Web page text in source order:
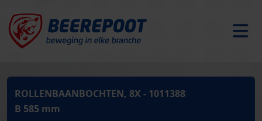
ROLLENBAANBOCHTEN, 8X - 1011388
B 585 mm